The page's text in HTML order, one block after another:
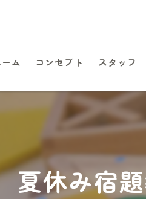
ム コンセプト スタッフ
夏休み宿